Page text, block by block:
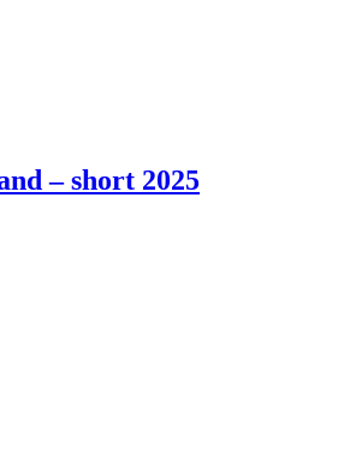
– short 2025